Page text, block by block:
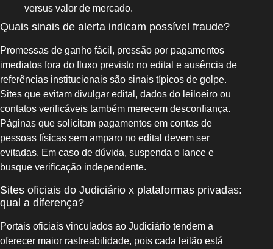
versus valor de mercado.
Quais sinais de alerta indicam possível fraude?
Promessas de ganho fácil, pressão por pagamentos
imediatos fora do fluxo previsto no edital e ausência de
referências institucionais são sinais típicos de golpe.
Sites que evitam divulgar edital, dados do leiloeiro ou
contatos verificáveis também merecem desconfiança.
Páginas que solicitam pagamentos em contas de
pessoas físicas sem amparo no edital devem ser
evitadas. Em caso de dúvida, suspenda o lance e
busque verificação independente.
Sites oficiais do Judiciário x plataformas privadas:
qual a diferença?
Portais oficiais vinculados ao Judiciário tendem a
oferecer maior rastreabilidade, pois cada leilão está